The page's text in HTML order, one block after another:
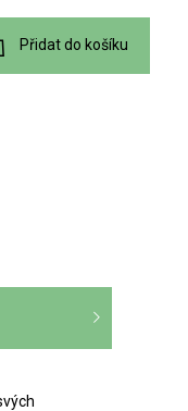
Přidat do košíku